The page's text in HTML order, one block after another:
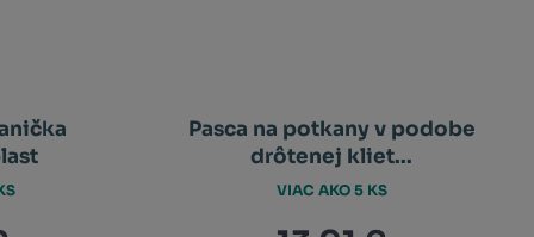
Pasca na potkany v podobe
drôtenej kliet...
VIAC AKO 5 KS